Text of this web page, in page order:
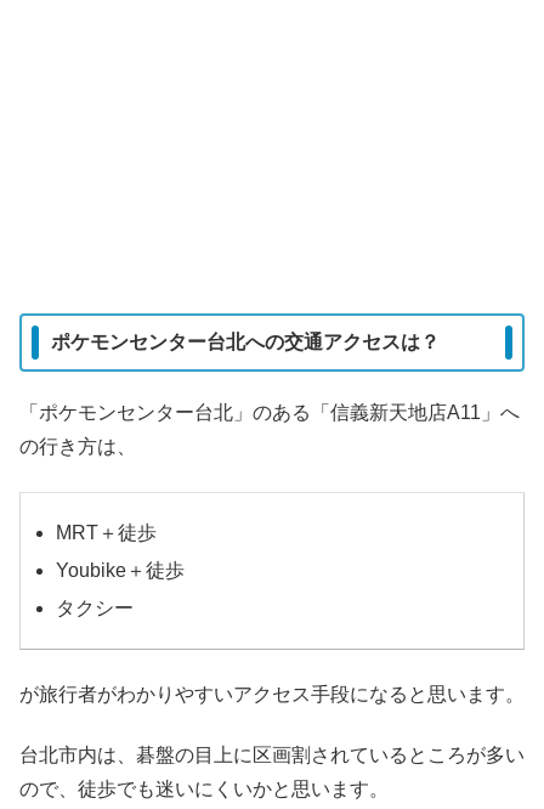
ポケモンセンター台北への交通アクセスは？
「ポケモンセンター台北」のある「信義新天地店A11」へ
の行き方は、
MRT＋徒歩
Youbike＋徒歩
タクシー
が旅行者がわかりやすいアクセス手段になると思います。
台北市内は、碁盤の目上に区画割されているところが多い
ので、徒歩でも迷いにくいかと思います。